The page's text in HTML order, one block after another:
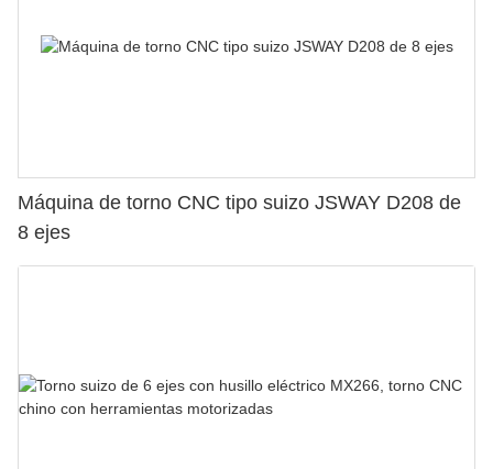
Máquina de torno CNC tipo suizo JSWAY D208 de
8 ejes